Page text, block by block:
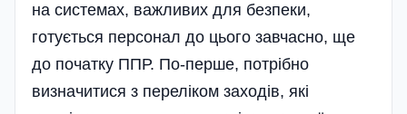
на системах, важливих для безпеки,
готується персонал до цього завчасно, ще
до початку ППР. По-перше, потрібно
визначитися з переліком заходів, які